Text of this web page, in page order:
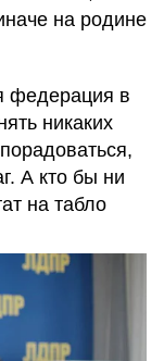
на родине
федерация в
никаких
А кто бы ни
на табло